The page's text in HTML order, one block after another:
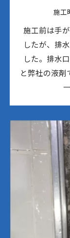
施工
施工前は手
したが、排
した。排水
と弊社の液